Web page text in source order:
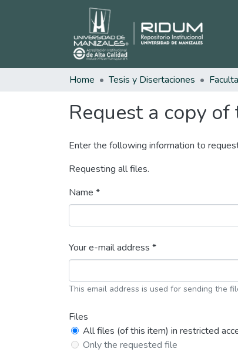
Home Tesis y Disertaciones
Request a copy
Enter the following information to
Requesting all files.
Name *
Your e-mail address *
This email address is used for sending the
Files
All files (of this item) in restricted
Only the requested file